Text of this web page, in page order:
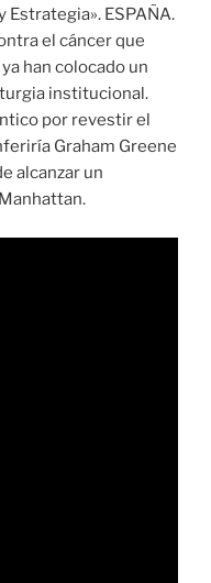
Estrategia». ESPAÑA.
el cáncer que
han colocado un
institucional.
por revestir el
Graham Greene
alcanzar un